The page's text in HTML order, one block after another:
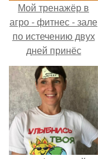
Мой тренажёр в
агро - фитнес - зале
по истечению двух
дней принёс
ощутимый
результат.